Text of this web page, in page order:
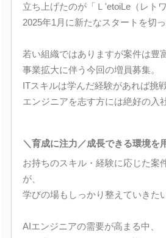
立ち上げたのが「Ｌ'etoiLe（レト
2025年1月に新たなスタートを切っ
若い組織ではありますが案件は豊
事業拡大に伴う今回の増員募集。
ITスキルは学んだ経験があれば挑
エンジニアを志す方には絶好の入
＼育成に注力／成長できる環境を
お持ちのスキル・経験に応じた案
が、
学びの場もしっかり整えていきた
AIエンジニアの需要が高まる中、